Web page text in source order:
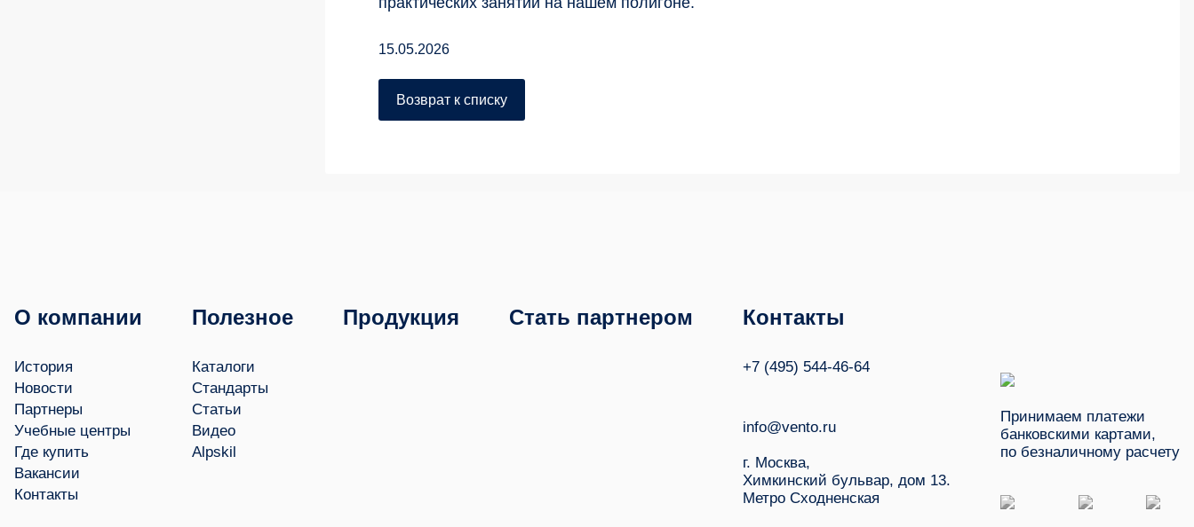
15.05.2026
Возврат к списку
О компании
История
Новости
Партнеры
Учебные центры
Где купить
Вакансии
Контакты
Полезное
Каталоги
Стандарты
Статьи
Видео
Alpskil
Продукция Стать партнером Контакты
+7 (495) 544-46-64
info@vento.ru
г. Москва,
Химкинский бульвар, дом 13.
Метро Сходненская
Принимаем платежи
банковскими картами,
по безналичному расчету